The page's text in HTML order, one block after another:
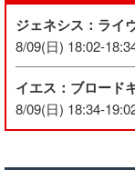
ジェネシス：ライ
8/09(日) 18:02-
イエス：ブロード
8/09(日) 18:34-